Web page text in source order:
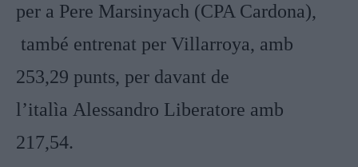
per a Pere Marsinyach (CPA Cardona),
també entrenat per Villarroya, amb
253,29 punts, per davant de
l’italìa Alessandro Liberatore amb
217,54.